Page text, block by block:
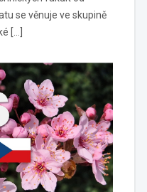
se věnuje ve skupině
[…]